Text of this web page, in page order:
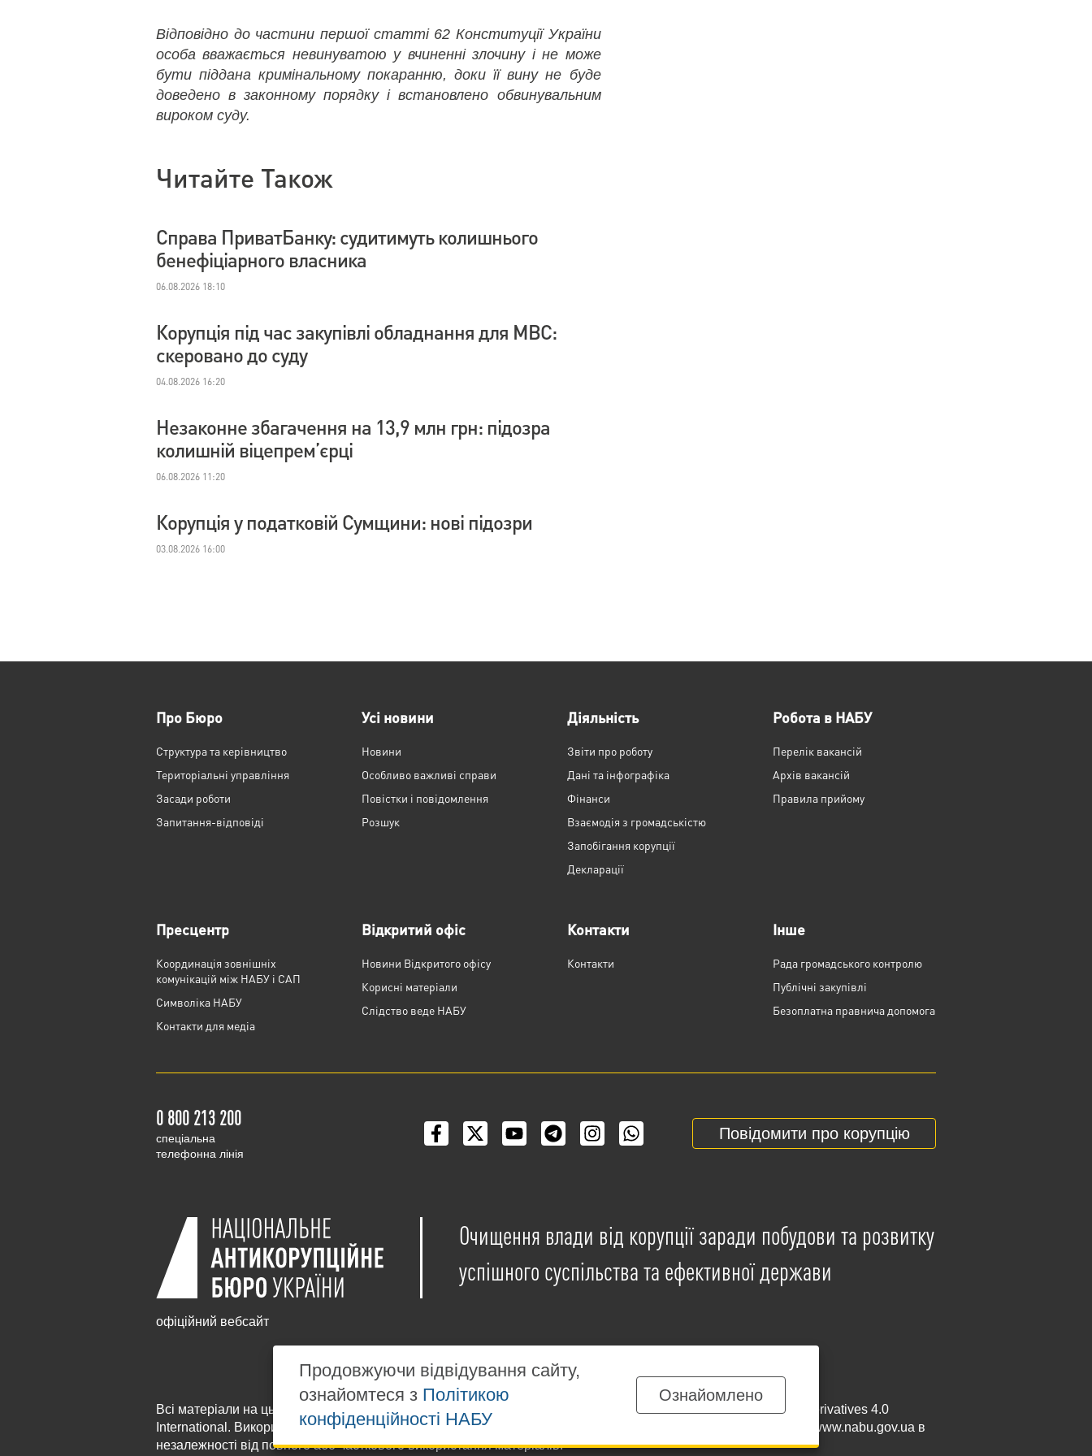
Відповідно до частини першої статті 62 Конституції України
особа вважається невинуватою у вчиненні злочину і не може
бути піддана кримінальному покаранню, доки її вину не буде
доведено в законному порядку і встановлено обвинувальним
вироком суду.
Читайте Також
Справа ПриватБанку: судитимуть колишнього
бенефіціарного власника
06.08.2026 18:10
Корупція під час закупівлі обладнання для МВС:
скеровано до суду
04.08.2026 16:20
Незаконне збагачення на 13,9 млн грн: підозра
колишній віцепрем’єрці
06.08.2026 11:20
Корупція у податковій Сумщини: нові підозри
03.08.2026 16:00
Про Бюро
Структура та керівництво
Територіальні управління
Засади роботи
Запитання-відповіді
Усі новини
Новини
Особливо важливі справи
Повістки і повідомлення
Розшук
Діяльність
Звіти про роботу
Дані та інфографіка
Фінанси
Взаємодія з громадськістю
Запобігання корупції
Декларації
Робота в НАБУ
Перелік вакансій
Архів вакансій
Правила прийому
Пресцентр
Координація зовнішніх
комунікацій між НАБУ і САП
Cимволіка НАБУ
Контакти для медіа
Відкритий офіс
Новини Відкритого офісу
Корисні матеріали
Слідство веде НАБУ
Контакти
Контакти
Інше
Рада громадського контролю
Публічні закупівлі
Безоплатна правнича допомога
0 800 213 200
cпеціальна
телефонна лінія
Повідомити про корупцію
офіційний вебсайт
Очищення влади від корупції заради побудови та розвитку
успішного суспільства та ефективної держави
Всі матеріали на цьому сайті розміщені на умовах ліцензії
Creative Commons Attribution-NonCommercial-NoDerivatives 4.0
International . Використання будь-яких матеріалів, розміщених на сайті, дозволяється за умови посилання на www.nabu.gov.ua в
незалежності від повного або часткового використання матеріалів.
Продовжуючи відвідування сайту,
ознайомтеся з Політикою
конфіденційності НАБУ
Ознайомлено